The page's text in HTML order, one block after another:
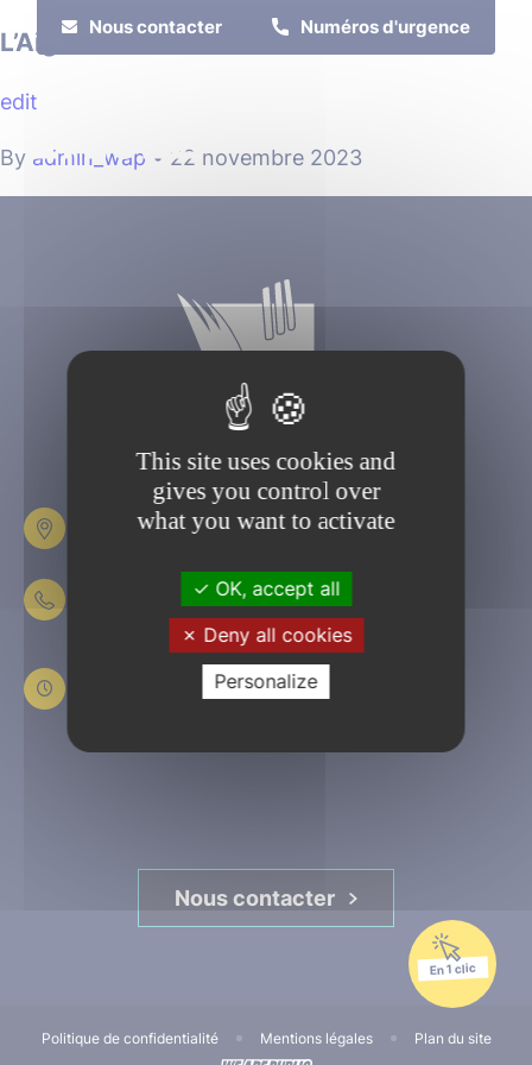
Nous contacter Numéros d'urgence
L’Aigle et son Patrimoine
edit
By admin_wap • 22 novembre 2023
Place Fulbert de Beina
02 33 84 44 44
Du lundi au jeudi
de 8h30 à 12h et de 13h30 à 17h30
Nous contacter
Politique de confidentialité Mentions légales Plan du site
En 1 clic
Cookies management panel
This site uses cookies and
gives you control over
what you want to activate
OK, accept all
Deny all cookies
Personalize